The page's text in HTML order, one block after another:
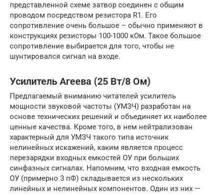
представленной схеме затвор соединен с общим
проводом посредством резистора R1. Его
сопротивление очень большое – обычно применяют в
конструкциях резисторы 100-1000 кОм. Такое большое
сопротивление выбирается для того, чтобы не
шунтировался сигнал на входе.
Усилитель Агеева (25 Вт/8 Ом)
Предлагаемый вниманию читателей усилитель
мощности звуковой частоты (УМЗЧ) разработан на
основе технических решений и объединяет их наиболее
ценные качества. Кроме того, в нем нейтрализован
характерный для УМЗЧ такого типа источник
нелинейных искажений, каким является процесс
перезарядки входных емкостей ОУ при больших
синфазных сигналах. Напомним, что входная емкость
ОУ (примерно 3 пФ) складывается из нескольких
линейных и нелинейных компонентов. Один из них —